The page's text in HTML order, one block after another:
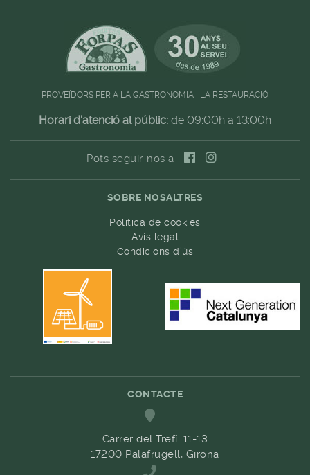
PROVEÏDORS PER A LA GASTRONOMIA I LA RESTAURACIÓ
Horari d'atenció al públic: de 09:00h a 13:00h
Pots seguir-nos a
SOBRE NOSALTRES
Política de cookies
Avís legal
Condicions d'ús
CONTACTE
Carrer del Trefí. 11-13
17200 Palafrugell, Girona